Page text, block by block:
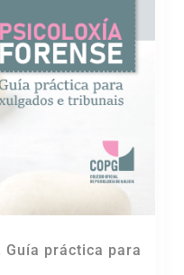
Guía práctica para